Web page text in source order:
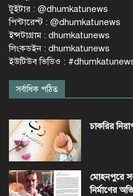
টুইটার : @dhumkatunews
পিন্টারেস্ট : @dhumkatunews
ইন্সটাগ্রাম : dhumkatunews
লিংকডইন : dhumkatunews
ইউটিউব ভিডিও :
সর্বাধিক পঠিত
চাকরির
মোহনপুরে
নির্মাণের